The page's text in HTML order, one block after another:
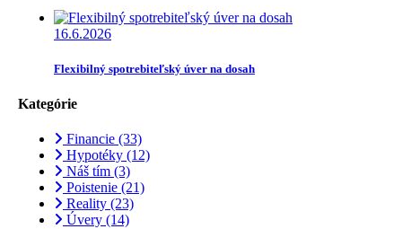
16.6.2026
Flexibilný spotrebiteľský úver na dosah
Kategórie
Financie (33)
Hypotéky (12)
Náš tím (3)
Poistenie (21)
Reality (23)
Úvery (14)